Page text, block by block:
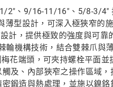
2"、9/16-11/16"、5/8-3/4"
薄型設計，可深入極狹窄的
計，提供極致的強度與可靠
輪機構技術，結合雙棘爪與
花端頭，可夾持螺栓平面
及、內部狹窄之操作區域
鍛造與熱處理，並施以鎳